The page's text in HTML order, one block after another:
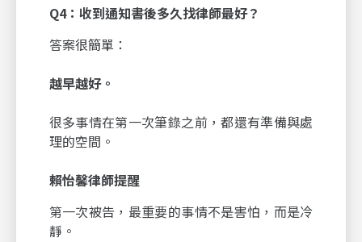
Q4：收到通知書後多久找律師最好？
答案很簡單：
越早越好。
很多事情在第一次筆錄之前，都還有準備與處
理的空間。
賴怡馨律師提醒
第一次被告，最重要的事情不是害怕，而是冷
靜。